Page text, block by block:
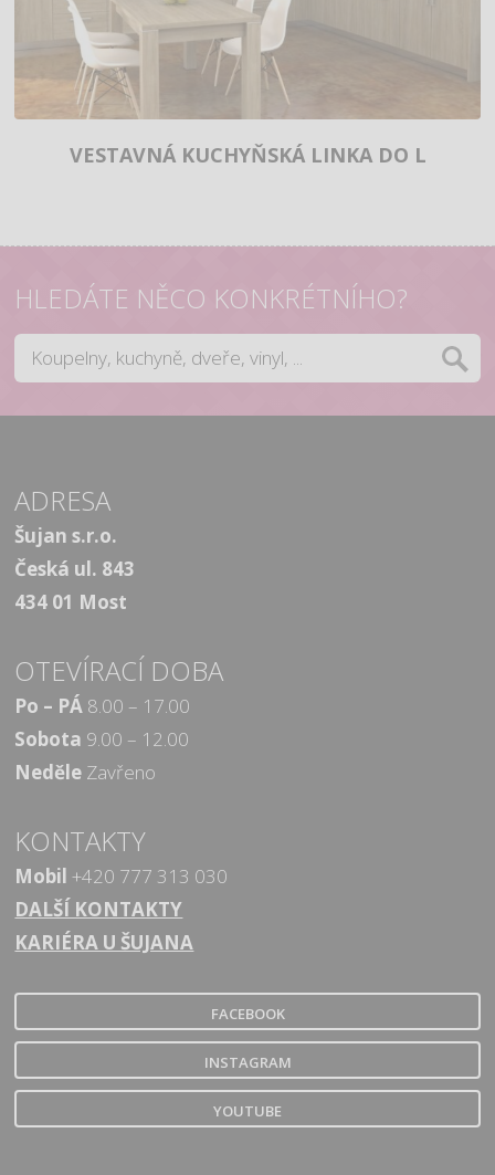
VESTAVNÁ KUCHYŇSKÁ LINKA DO L
HLEDÁTE NĚCO KONKRÉTNÍHO?
ADRESA
Šujan s.r.o.
Česká ul. 843
434 01 Most
OTEVÍRACÍ DOBA
Po – PÁ 8.00 – 17.00
Sobota 9.00 – 12.00
Neděle Zavřeno
KONTAKTY
Mobil +420 777 313 030
DALŠÍ KONTAKTY
KARIÉRA U ŠUJANA
FACEBOOK
INSTAGRAM
YOUTUBE